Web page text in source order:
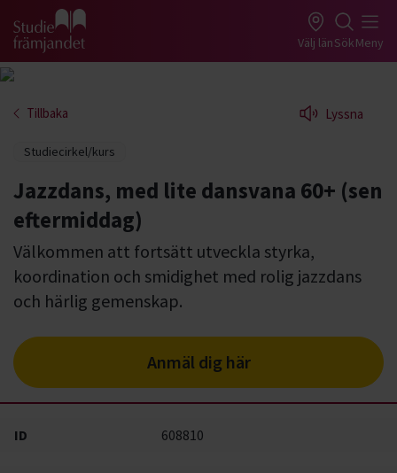
Gå till studiefrämjandets startsida Välj länSökMeny
Tillbaka Lyssna
Studiecirkel/kurs
Jazzdans, med lite dansvana 60+ (sen
eftermiddag)
Välkommen att fortsätt utveckla styrka,
koordination och smidighet med rolig jazzdans
och härlig gemenskap.
Anmäl dig här
ID 608810